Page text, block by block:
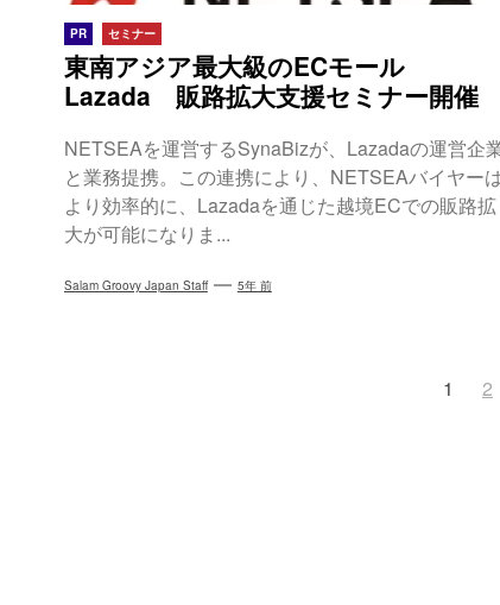
PR セミナー
東南アジア最大級のECモール
Lazada 販路拡大支援セミナー開催
NETSEAを運営するSynaBizが、Lazadaの運営企
と業務提携。この連携により、NETSEAバイヤー
より効率的に、Lazadaを通じた越境ECでの販路拡
大が可能になりま...
Salam Groovy Japan Staff 5年 前
1 2